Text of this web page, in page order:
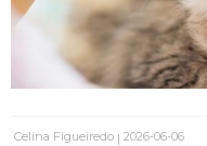
Celina Figueiredo 2026-06-06